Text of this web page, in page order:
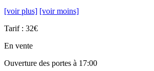
[voir plus] [voir moins]
Tarif : 32€
En vente
Ouverture des portes à 17:00